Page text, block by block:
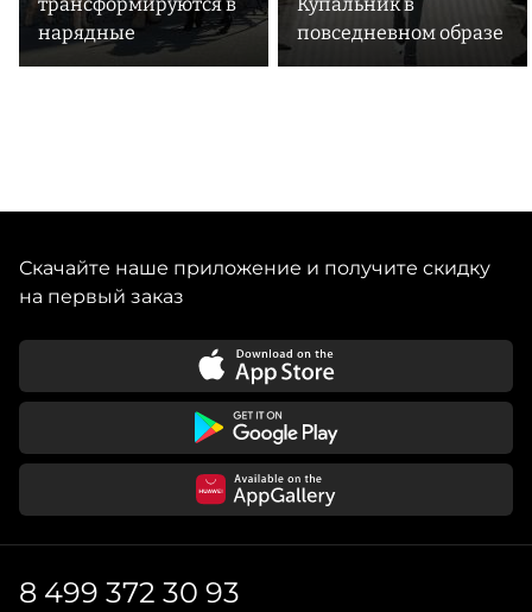
трансформируются в
нарядные
Купальник в
повседневном образе
Скачайте наше приложение и получите скидку
на первый заказ
8 499 372 30 93